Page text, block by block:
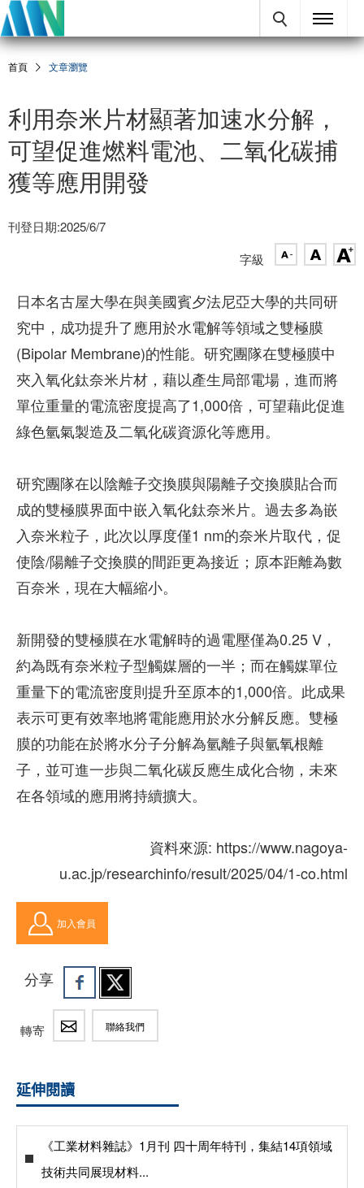
首頁 文章瀏覽
利用奈米片材顯著加速水分解，
可望促進燃料電池、二氧化碳捕
獲等應用開發
刊登日期:2025/6/7
字級
日本名古屋大學在與美國賓夕法尼亞大學的共同研
究中，成功提升了應用於水電解等領域之雙極膜
(Bipolar Membrane)的性能。研究團隊在雙極膜中
夾入氧化鈦奈米片材，藉以產生局部電場，進而將
單位重量的電流密度提高了1,000倍，可望藉此促進
綠色氫氣製造及二氧化碳資源化等應用。
研究團隊在以陰離子交換膜與陽離子交換膜貼合而
成的雙極膜界面中嵌入氧化鈦奈米片。過去多為嵌
入奈米粒子，此次以厚度僅1 nm的奈米片取代，促
使陰/陽離子交換膜的間距更為接近；原本距離為數
百奈米，現在大幅縮小。
新開發的雙極膜在水電解時的過電壓僅為0.25 V，
約為既有奈米粒子型觸媒層的一半；而在觸媒單位
重量下的電流密度則提升至原本的1,000倍。此成果
表示可更有效率地將電能應用於水分解反應。雙極
膜的功能在於將水分子分解為氫離子與氫氧根離
子，並可進一步與二氧化碳反應生成化合物，未來
在各領域的應用將持續擴大。
資料來源: https://www.nagoya-
u.ac.jp/researchinfo/result/2025/04/1-co.html
加入會員
分享
轉寄 聯絡我們
延伸閱讀
《工業材料雜誌》1月刊 四十周年特刊，集結14項領域
技術共同展現材料...